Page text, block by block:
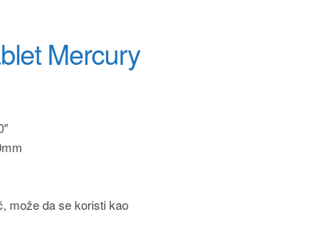
Mercury
može da se koristi kao